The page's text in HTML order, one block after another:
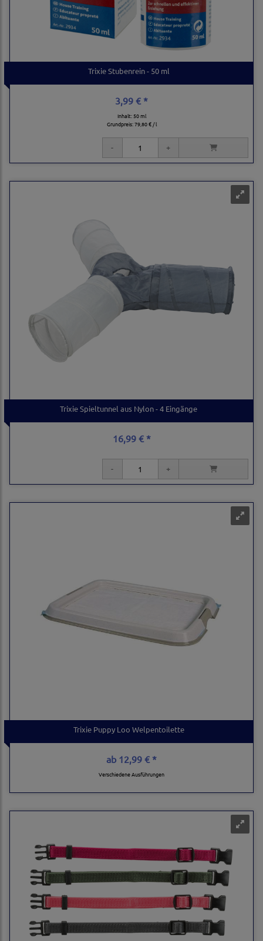
Trixie Stubenrein - 50 ml
3,99 € *
Inhalt: 50 ml
Grundpreis:79,80 € / l
Trixie Spieltunnel aus Nylon - 4 Eingänge
16,99 € *
Trixie Puppy Loo Welpentoilette
ab 12,99 € *
Verschiedene Ausführungen